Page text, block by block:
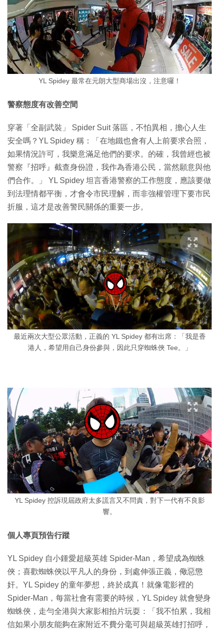
YL Spidey 最常在元朗大型商場出沒，注意囉！
警察態度有改善空間
穿著「全副武裝」 Spider Suit 落區，不怕異相，擔心人生
安全嗎？YL Spidey 稱：「在地鐵也會有人上前要求合照，
如果情況許可，我樂意滿足他們的要求。的確，我曾經也被
警察『招呼』截查身份證，我作為香港公民，當然願意與他
們合作。」 YL Spidey 坦言香港警察的工作態度，應該要做
到法理情都平衡，才會令市民理解，而非強權管理下要市民
折服，這才是改善警民關係的重要一步。
最近兩次大型公眾活動，正義的 YL Spidey 都有出席：「我是香
港人，希望用自己身份參與，因此只穿蜘蛛俠 Tee。」
YL Spidey 控訴現屆政府太多謊言又不問責，對下一代有不良影
響。
個人專頁預告行蹤
YL Spidey 自小鍾愛超級英雄 Spider-Man，希望成為蜘蛛
俠；喜歡蜘蛛俠以平凡人的身份，到處伸張正義，儆惡懲
奸。YL Spidey 的童年夢想，終於成真！就像電影裡的
Spider-Man，每當社會有需要的時候，YL Spidey 就會變身
蜘蛛俠，走勻全港與大家影相拍片玩耍：「我不怕累，我相
信如果小朋友能夠在家附近不費分毫可與超級英雄打招呼，